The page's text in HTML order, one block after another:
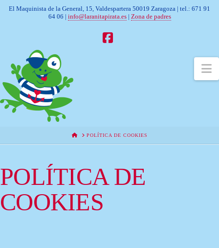
El Maquinista de la General, 15, Valdespartera 50019 Zaragoza | tel.: 671 91
64 06 | info@laranitapirata.es| Zona de padres
HOMEPOLÍTICA DE COOKIES
POLÍTICA DE
COOKIES